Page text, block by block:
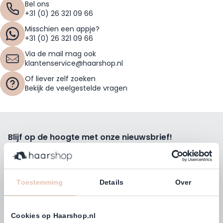
Toestemming Details Over
Cookies op Haarshop.nl
Bel ons
+31 (0) 26 321 09 66
Misschien een appje?
+31 (0) 26 321 09 66
Via de mail mag ook
klantenservice@haarshop.nl
Of liever zelf zoeken
Bekijk de veelgestelde vragen
Blijf op de hoogte met onze nieuwsbrief!
Ontvang wekelijks de beste kortingsacties, tips en nieuws
rechtstreeks in jou e-mailbox.
E-mailadres
Inschrijven
Volg ons